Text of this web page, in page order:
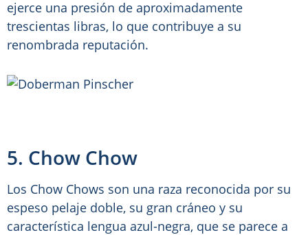
ejerce una presión de aproximadamente
trescientas libras, lo que contribuye a su
renombrada reputación.
5. Chow Chow
Los Chow Chows son una raza reconocida por su
espeso pelaje doble, su gran cráneo y su
característica lengua azul-negra, que se parece a